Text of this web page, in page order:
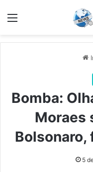
Menu
Bomba:
Moraes
Bolsonaro,
5